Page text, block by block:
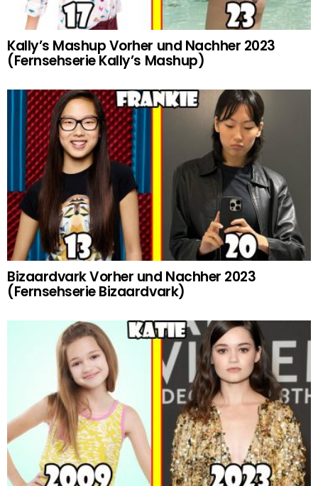
Kally’s Mashup Vorher und Nachher 2023
(Fernsehserie Kally’s Mashup)
Bizaardvark Vorher und Nachher 2023
(Fernsehserie Bizaardvark)